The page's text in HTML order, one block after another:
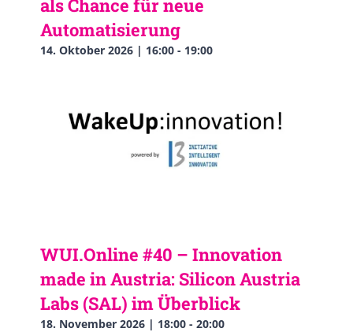
als Chance für neue
Automatisierung
14. Oktober 2026 | 16:00 - 19:00
WUI.Online #40 – Innovation
made in Austria: Silicon Austria
Labs (SAL) im Überblick
18. November 2026 | 18:00 - 20:00